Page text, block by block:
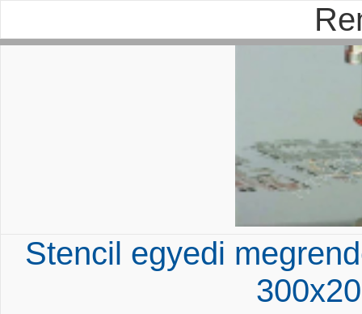
Stencil egyedi